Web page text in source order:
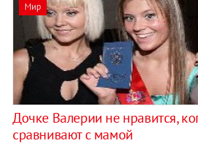
Мир
Дочке Валерии не нравится,
сравнивают с мамой